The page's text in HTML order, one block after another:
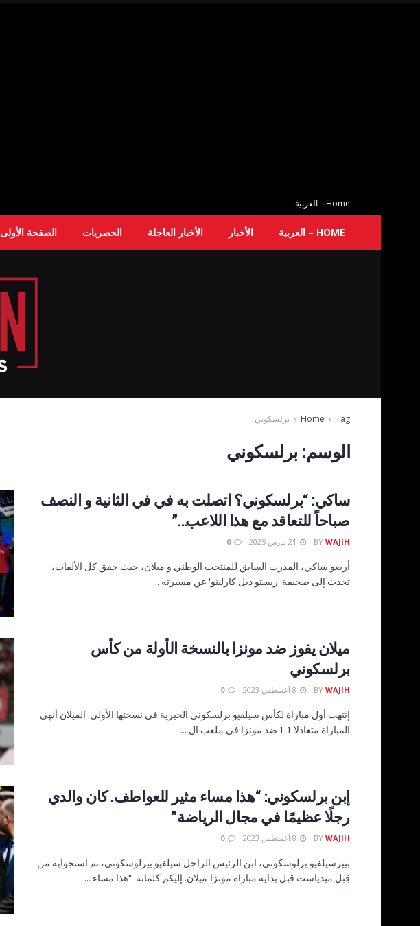
Home – العربية
HOME – العربية الأخبار الأخبار العاجلة الحصريات الصفحة الأولى
Home Tag برلسكوني
الوسم: برلسكوني
ساكي: “برلسكوني؟ اتصلت به في في الثانية و النصف
صباحاً للتعاقد مع هذا اللاعب…”
BY WAJIH
0
أريغو ساكي، المدرب السابق للمنتخب الوطني و ميلان، حيث حقق كل الألقاب،
تحدث إلى صحيفة 'ريستو ديل كارلينو' عن مسيرته ...
ميلان يفوز ضد مونزا بالنسخة الأولة من كأس
برلسكوني
BY WAJIH
0
إنتهت أول مباراة لكأس سيلفيو برلسكوني الخيرية في نسختها الأولى. الميلان أنهى
المباراة متعادلا 1-1 ضد مونزا في ملعب ال ...
إبن برلسكوني: “هذا مساء مثير للعواطف. كان والدي
رجلًا عظيمًا في مجال الرياضة”
BY WAJIH
0
بييرسيلفيو برلوسكوني، ابن الرئيس الراحل سيلفيو بيرلوسكوني، تم استجوابه من
قِبل ميدياست قبل بداية مباراة مونزا-ميلان. إليكم كلماته: "هذا مساء ...